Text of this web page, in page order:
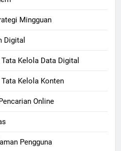
Mingguan
Digital
Kelola Data Digital
Kelola Konten
Online
Pengguna